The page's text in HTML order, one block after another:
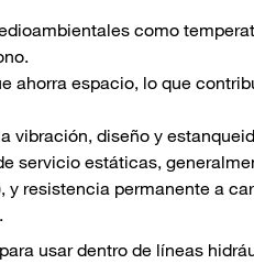
como
ahorra espacio, lo que
vibración, diseño y
servicio estáticas,
y resistencia permanente a
usar dentro de líneas